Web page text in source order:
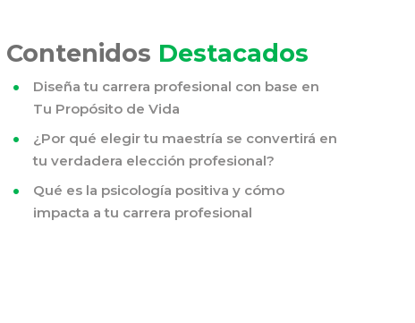
Contenidos Destacados
Diseña tu carrera profesional con base en
Tu Propósito de Vida
¿Por qué elegir tu maestría se convertirá en
tu verdadera elección profesional?
Qué es la psicología positiva y cómo
impacta a tu carrera profesional